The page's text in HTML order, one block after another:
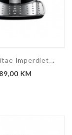
Imperdiet...
89,00 KM